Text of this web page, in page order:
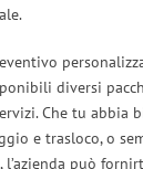
diversi
Che tu abbia
e trasloco, o
può